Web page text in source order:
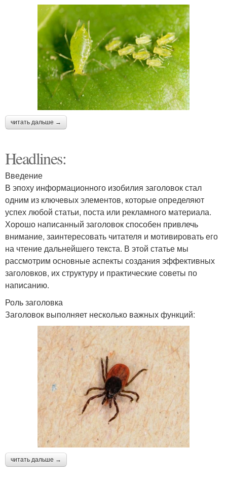
читать дальше →
Headlines:
Введение
В эпоху информационного изобилия заголовок стал
одним из ключевых элементов, которые определяют
успех любой статьи, поста или рекламного материала.
Хорошо написанный заголовок способен привлечь
внимание, заинтересовать читателя и мотивировать его
на чтение дальнейшего текста. В этой статье мы
рассмотрим основные аспекты создания эффективных
заголовков, их структуру и практические советы по
написанию.
Роль заголовка
Заголовок выполняет несколько важных функций:
читать дальше →